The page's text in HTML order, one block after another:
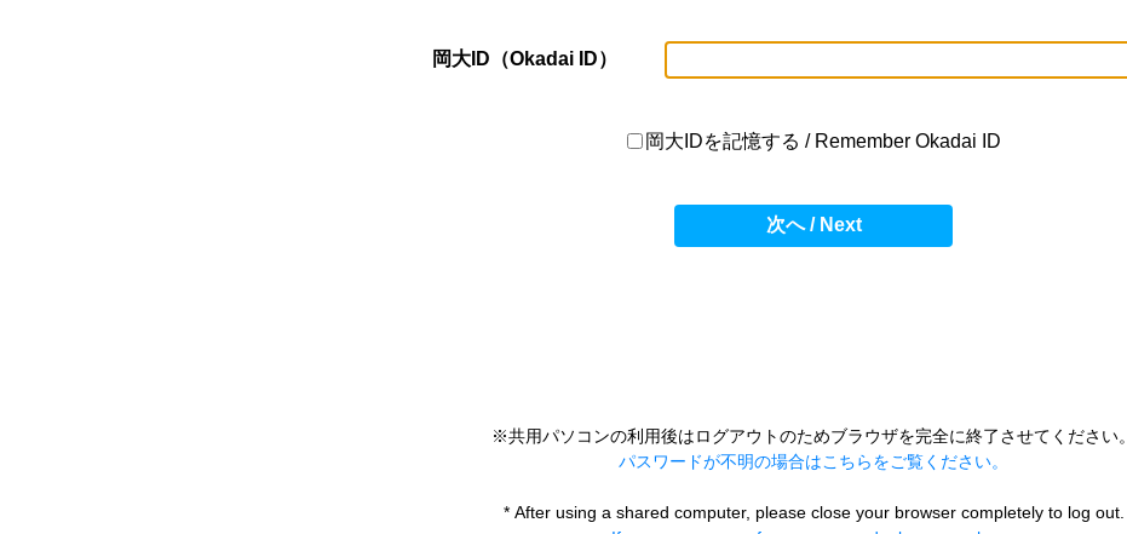
岡大ID（Okadai ID）
岡大IDを記憶する / Remember Okadai ID
次へ / Next
※共用パソコンの利用後はログアウトのためブラウザを完全に終了させてください。
パスワードが不明の場合はこちらをご覧ください。
* After using a shared computer, please close your browser completely to log out.